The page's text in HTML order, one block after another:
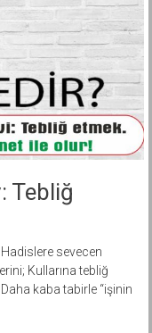
Tebliğ
sevecen
kaba tabirle “işinin